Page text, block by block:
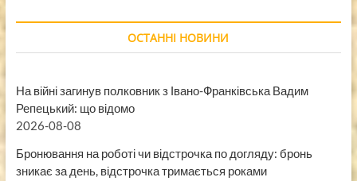
ОСТАННІ НОВИНИ
На війні загинув полковник з Івано-Франківська Вадим
Репецький: що відомо
2026-08-08
Бронювання на роботі чи відстрочка по догляду: бронь
зникає за день, відстрочка тримається роками